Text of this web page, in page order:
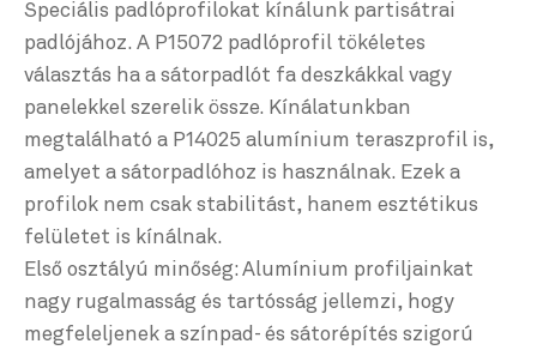
Speciális padlóprofilokat kínálunk partisátrai
padlójához. A P15072 padlóprofil tökéletes
választás ha a sátorpadlót fa deszkákkal vagy
panelekkel szerelik össze. Kínálatunkban
megtalálható a P14025 alumínium teraszprofil is,
amelyet a sátorpadlóhoz is használnak. Ezek a
profilok nem csak stabilitást, hanem esztétikus
felületet is kínálnak.
Első osztályú minőség: Alumínium profiljainkat
nagy rugalmasság és tartósság jellemzi, hogy
megfeleljenek a színpad- és sátorépítés szigorú